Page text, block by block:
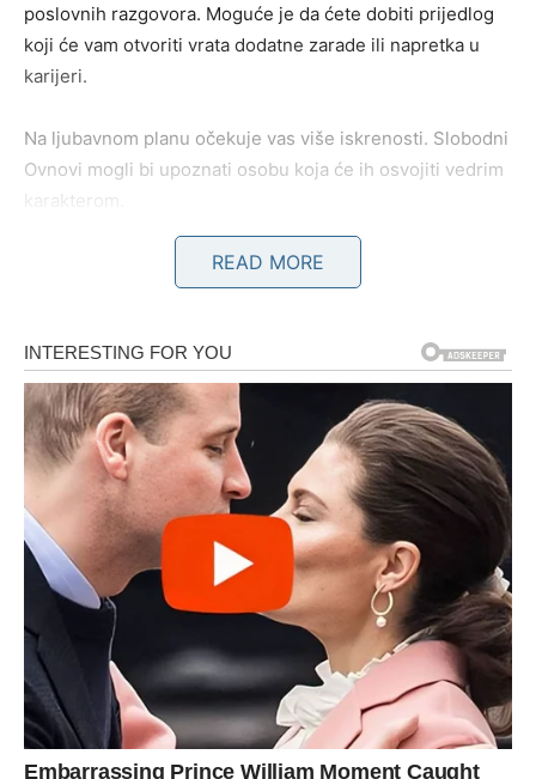
poslovnih razgovora. Moguće je da ćete dobiti prijedlog
koji će vam otvoriti vrata dodatne zarade ili napretka u
karijeri.
Na ljubavnom planu očekuje vas više iskrenosti. Slobodni
Ovnovi mogli bi upoznati osobu koja će ih osvojiti vedrim
karakterom.
poboljšanje. Moguća je isplata koju ste dugo čekali,
uspješan poslovni dogovor ili priliv novca koji će vam
omogućiti da ostvarite važan plan.
Ljubavni život donosi stabilnost, mnogo pažnje i osjećaj
da ste uz osobu koja vas iskreno razumije.
Blizanci
Blizanci će tokom narednih deset dana upoznati ljude koji
mogu imati veliki uticaj na njihovu budućnost. Poslovni
kontakti otvaraju nove mogućnosti, a jedna ideja mogla bi
prerasti u veoma uspješan projekat.
READ MORE